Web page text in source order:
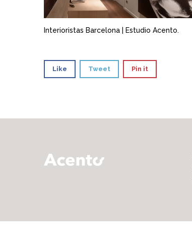
Interioristas Barcelona | Estudio Acento.
Like Tweet Pin it